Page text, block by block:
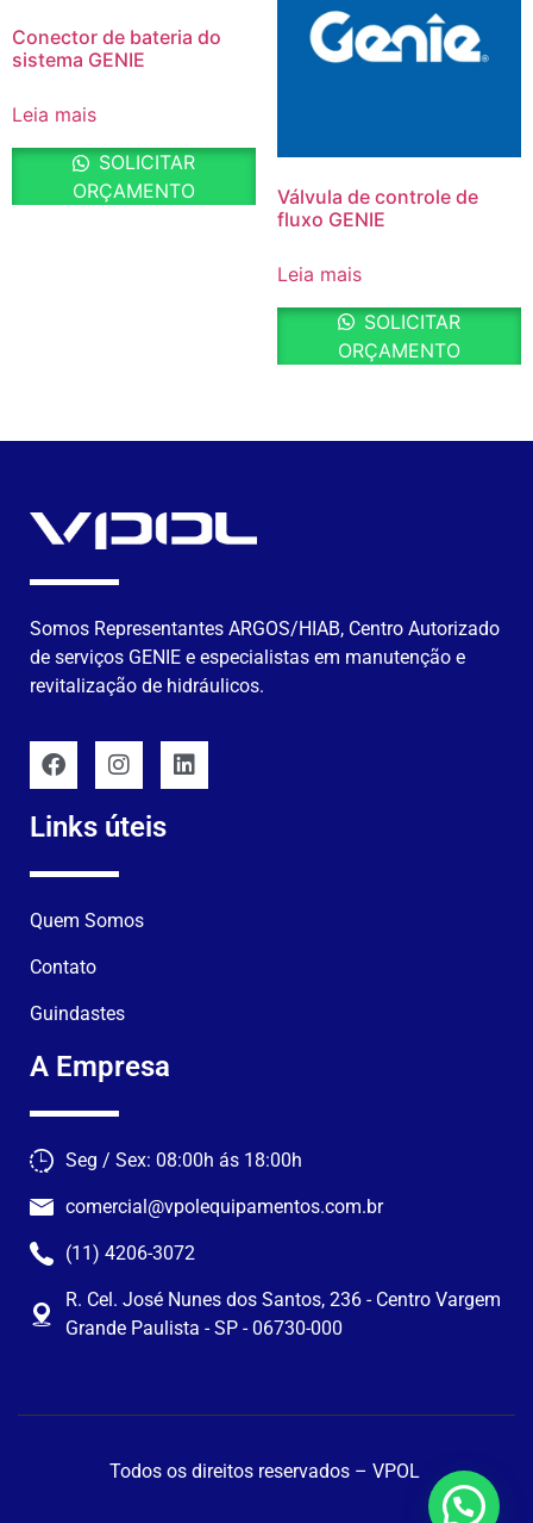
Conector de bateria do
sistema GENIE
Leia mais
SOLICITAR
ORÇAMENTO
Válvula de controle de
fluxo GENIE
Leia mais
SOLICITAR
ORÇAMENTO
Somos Representantes ARGOS/HIAB, Centro Autorizado
de serviços GENIE e especialistas em manutenção e
revitalização de hidráulicos.
Links úteis
Quem Somos
Contato
Guindastes
A Empresa
Seg / Sex: 08:00h ás 18:00h
comercial@vpolequipamentos.com.br
(11) 4206-3072
R. Cel. José Nunes dos Santos, 236 - Centro Vargem
Grande Paulista - SP - 06730-000
Todos os direitos reservados – VPOL